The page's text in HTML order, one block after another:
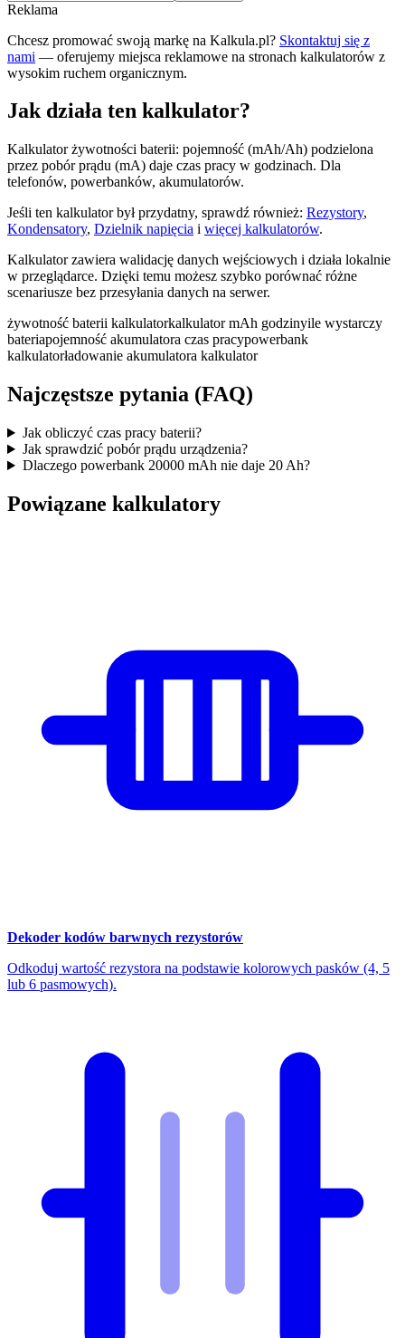
Reklama
Chcesz promować swoją markę na Kalkula.pl? Skontaktuj się z
nami — oferujemy miejsca reklamowe na stronach kalkulatorów z
wysokim ruchem organicznym.
Jak działa ten kalkulator?
Kalkulator żywotności baterii: pojemność (mAh/Ah) podzielona
przez pobór prądu (mA) daje czas pracy w godzinach. Dla
telefonów, powerbanków, akumulatorów.
Jeśli ten kalkulator był przydatny, sprawdź również: Rezystory,
Kondensatory, Dzielnik napięcia i więcej kalkulatorów.
Kalkulator zawiera walidację danych wejściowych i działa lokalnie
w przeglądarce. Dzięki temu możesz szybko porównać różne
scenariusze bez przesyłania danych na serwer.
żywotność baterii kalkulatorkalkulator mAh godzinyile wystarczy
bateriapojemność akumulatora czas pracypowerbank
kalkulatorładowanie akumulatora kalkulator
Najczęstsze pytania (FAQ)
Jak obliczyć czas pracy baterii?
Jak sprawdzić pobór prądu urządzenia?
Dlaczego powerbank 20000 mAh nie daje 20 Ah?
Powiązane kalkulatory
Dekoder kodów barwnych rezystorów
Odkoduj wartość rezystora na podstawie kolorowych pasków (4, 5
lub 6 pasmowych).